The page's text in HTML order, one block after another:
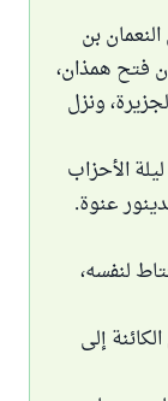
بن
فتح همذان،
ونزل
الأحزاب
عنوة.
لنفسه،
إلى